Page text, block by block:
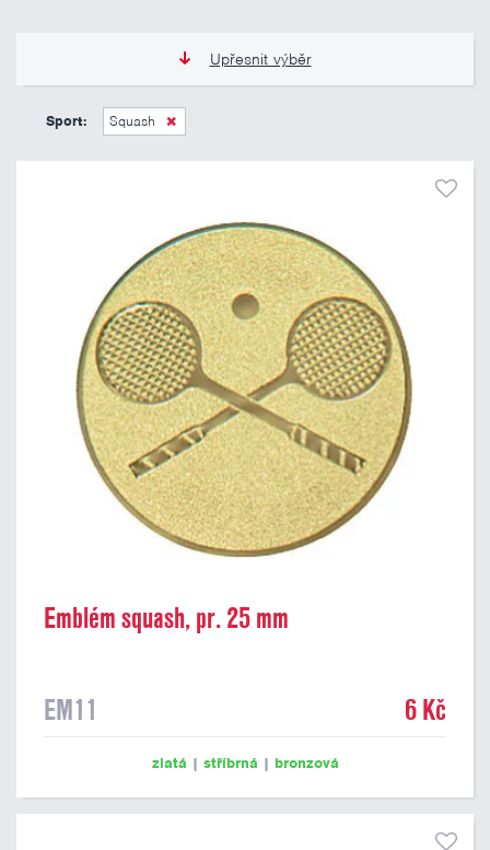
Upřesnit výběr
6 Kč
Sport: Squash
Emblém squash, pr. 25 mm
EM11 6 Kč
zlatá | stříbrná | bronzová